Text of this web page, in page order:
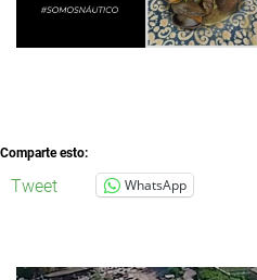
Comparte esto:
Tweet WhatsApp